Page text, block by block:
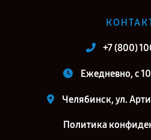
+7 (800)
Ежедневно, с
Челябинск, ул.
Политика